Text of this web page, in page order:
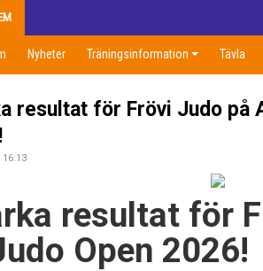
Nyheter Träningsinformation Tävla
resultat för Frövi Judo på
16:13
resultat för
Open 2026!